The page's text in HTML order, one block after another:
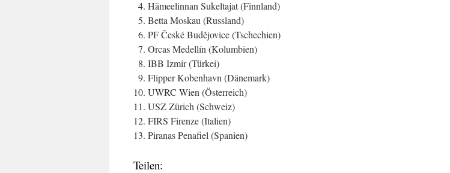
Hämeelinnan Sukeltajat (Finnland)
Betta Moskau (Russland)
PF České Budějovice (Tschechien)
Orcas Medellín (Kolumbien)
IBB Izmir (Türkei)
Flipper Kobenhavn (Dänemark)
UWRC Wien (Österreich)
USZ Zürich (Schweiz)
FIRS Firenze (Italien)
Piranas Penafiel (Spanien)
Teilen: